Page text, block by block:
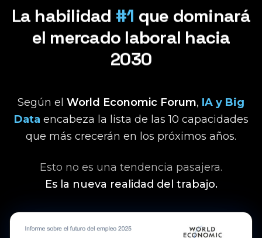
La habilidad #1 que dominará
el mercado laboral hacia
2030
Según el World Economic Forum, IA y Big
Data encabeza la lista de las 10 capacidades
que más crecerán en los próximos años.
Esto no es una tendencia pasajera.
Es la nueva realidad del trabajo.